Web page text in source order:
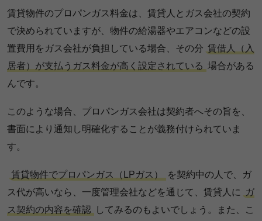
賃貸物件のプロパンガス料金は、賃貸人とガス会社の契約
で決められていますが、物件の給湯器やエアコンなどの設
置費用をガス会社が負担している場合、その分 賃借人（入
居者）が支払うガス料金が高く設定されている 場合がある
んです。
このような場合、プロパンガス会社は契約者へその旨を、
書面により通知し明確化することが義務付けられていま
す。
賃貸物件でプロパンガス（LPガス）
を契約中の人で、ガ
ス代が高いなら、一度管理会社などを通じて、賃貸人に
ガ
ス契約の内容を確認
してみるのもよいでしょう。また、こ